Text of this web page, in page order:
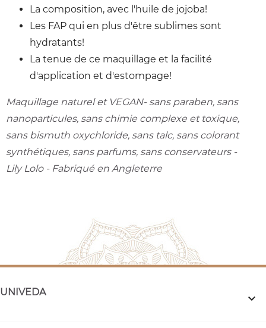
La composition, avec l'huile de jojoba!
Les FAP qui en plus d'être sublimes sont
hydratants!
La tenue de ce maquillage et la facilité
d'application et d'estompage!
Maquillage naturel et VEGAN- sans paraben, sans
nanoparticules, sans chimie complexe et toxique,
sans bismuth oxychloride, sans talc, sans colorant
synthétiques, sans parfums, sans conservateurs -
Lily Lolo - Fabriqué en Angleterre
UNIVEDA 